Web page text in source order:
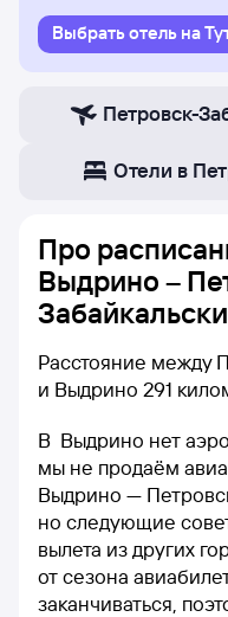
Выбрать отель на
Петровск-
Отели в
Про
Выдрино –
Расстояние между
и Выдрино 291
В Выдрино нет
мы не продаём
Выдрино —
но следующие
вылета из других
от сезона
заканчиваться,